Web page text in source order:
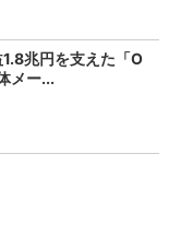
兆円を支えた「O
メー...